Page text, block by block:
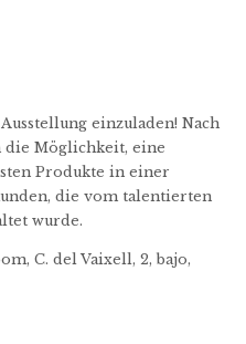
einzuladen! Nach
die Möglichkeit, eine
Produkte in einer
die vom talentierten
wurde.
C. del Vaixell, 2, bajo,